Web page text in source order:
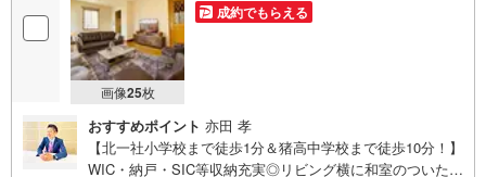
画像25枚
成約でもらえる
おすすめポイント 亦田 孝
【北一社小学校まで徒歩1分＆猪高中学校まで徒歩10分！】
WIC・納戸・SIC等収納充実◎リビング横に和室のついた人